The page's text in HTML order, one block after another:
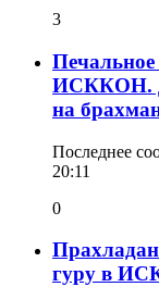
3
ИСККОН.
на
Последнее
20:11
0
гуру в